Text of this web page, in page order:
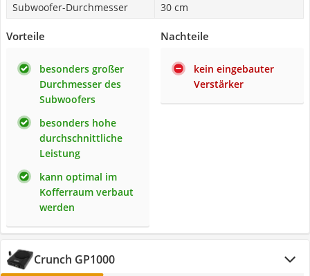
Subwoofer-Durchmesser
30 cm
Vorteile
besonders großer
Durchmesser des
Subwoofers
besonders hohe
durchschnittliche
Leistung
kann optimal im
Kofferraum verbaut
werden
Nachteile
kein eingebauter
Verstärker
Crunch GP1000